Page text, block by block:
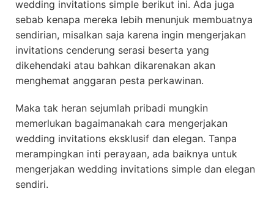
wedding invitations simple berikut ini. Ada juga
sebab kenapa mereka lebih menunjuk membuatnya
sendirian, misalkan saja karena ingin mengerjakan
invitations cenderung serasi beserta yang
dikehendaki atau bahkan dikarenakan akan
menghemat anggaran pesta perkawinan.
Maka tak heran sejumlah pribadi mungkin
memerlukan bagaimanakah cara mengerjakan
wedding invitations eksklusif dan elegan. Tanpa
merampingkan inti perayaan, ada baiknya untuk
mengerjakan wedding invitations simple dan elegan
sendiri.